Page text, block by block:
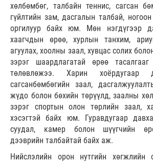
хөлбөмбөг, талбайн теннис, сагсан
гүйлтийн зам, дасгалын талбай,
оргилуур байх юм. Мөн нэгдүгээр
хаагчдын өрөө, хурлын танхим,
агуулах, хоолны заал, хувцас солих
зэрэг шаардлагатай өрөө
төлөвлөжээ. Харин хоёрдугаар
сагсанбөмбөгийн заал,
жүдо болон бөхийн төрүүлд, заалны
зэрэг спортын олон төрлийн заал,
хэсэгтэй байх юм. Гуравдугаар
суудал, камер болон шүүгчийн
дээврийн талбайтай байх аж.
Нийслэлийн орон нутгийн хөгжлийн